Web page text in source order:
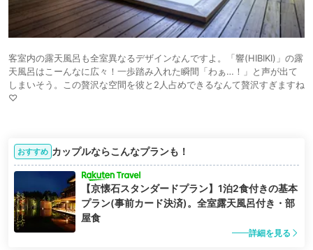
客室内の露天風呂も全室異なるデザインなんですよ。「響(HIBIKI)」の露
天風呂はこーんなに広々！一歩踏み入れた瞬間「わぁ…！」と声が出て
しまいそう。この贅沢な空間を彼と2人占めできるなんて贅沢すぎますね
♡
おすすめ カップルならこんなプランも！
【京懐石スタンダードプラン】1泊2食付きの基本
プラン(事前カード決済)。全室露天風呂付き・部
屋食
詳細を見る